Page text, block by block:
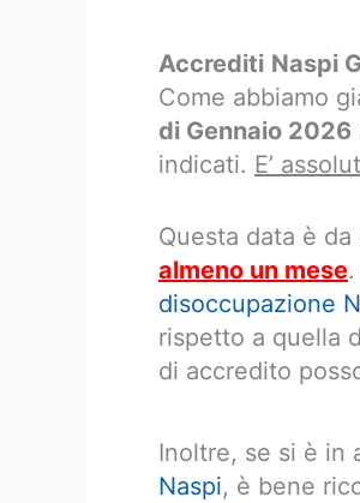
Accrediti Naspi
Come abbiamo
di Gennaio 2026
indicati. E’
Questa data è
almeno un mese
disoccupazione
rispetto a quella
di accredito
Inoltre, se si è in
Naspi, è bene